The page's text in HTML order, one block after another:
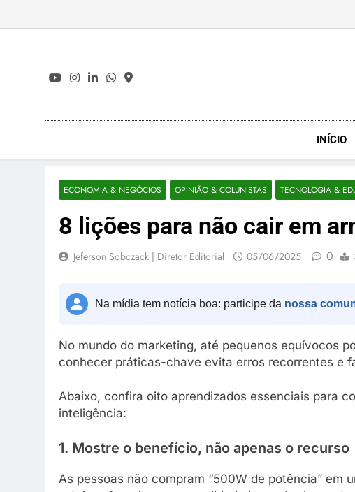
INÍCIO
ECONOMIA & NEGÓCIOS OPINIÃO & COLUNISTAS TECNOLOGIA &
8 lições para não cair em
Jeferson Sobczack | Diretor Editorial 05/06/2025 0
Na mídia tem notícia boa: participe da nossa
No mundo do marketing, até pequenos equívocos
conhecer práticas-chave evita erros recorrentes e
Abaixo, confira oito aprendizados essenciais para
inteligência:
1. Mostre o benefício, não apenas o recurso
As pessoas não compram “500W de potência”